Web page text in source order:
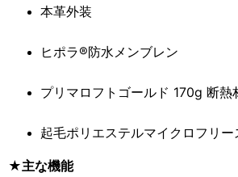
本革外装
ヒポラ®防水メンブレン
プリマロフトゴールド 170g 断熱
起毛ポリエステルマイクロフリー
★主な機能